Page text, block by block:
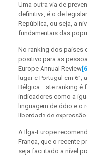
Uma outra via de
definitiva, é o de
República, ou seja, a
fundamentais das
No ranking dos países
positivo para as
Europe Annual Review[6]
lugar e Portugal em 6°,
Bélgica. Este ranking é
indicadores como a
linguagem de ódio e o
liberdade de
A Ilga-Europe
França, que o recente
seja facilitado a nível